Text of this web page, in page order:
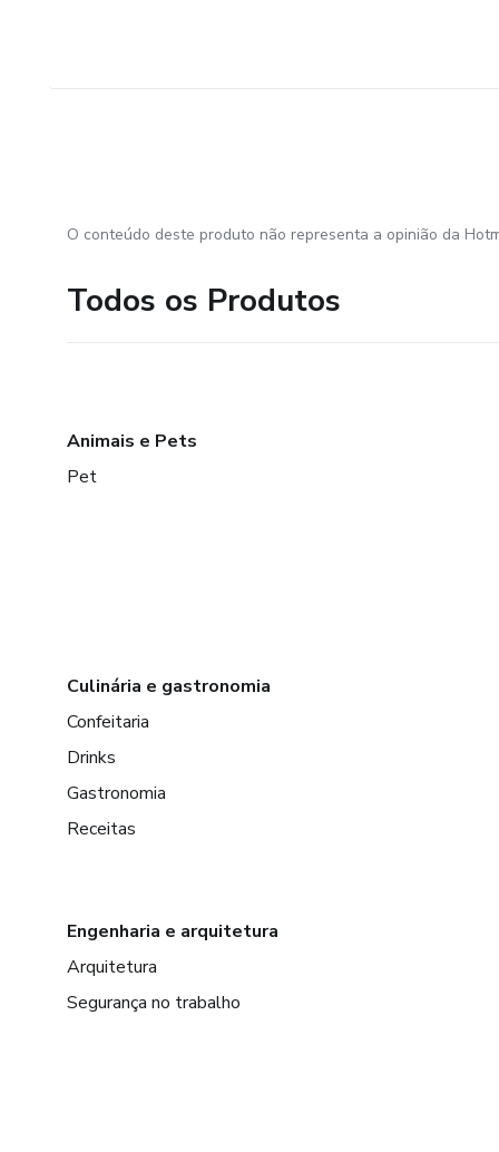
O conteúdo deste produto não representa a opinião da
Todos os Produtos
Animais e Pets
Pet
Culinária e gastronomia
Confeitaria
Drinks
Gastronomia
Receitas
Engenharia e arquitetura
Arquitetura
Segurança no trabalho